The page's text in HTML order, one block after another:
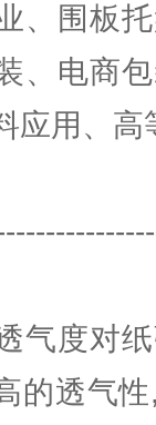
、围板
、电商
应用、
气度对
的透气